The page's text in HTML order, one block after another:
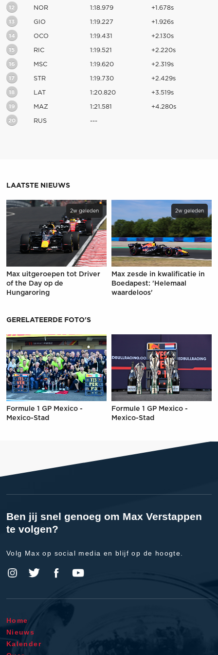
12 NOR 1:18.979 +1.678s
13 GIO 1:19.227 +1.926s
14 OCO 1:19.431 +2.130s
15 RIC 1:19.521 +2.220s
16 MSC 1:19.620 +2.319s
17 STR 1:19.730 +2.429s
18 LAT 1:20.820 +3.519s
19 MAZ 1:21.581 +4.280s
20 RUS ---
LAATSTE NIEUWS
2w geleden
Max uitgeroepen tot Driver
of the Day op de
Hungaroring
2w geleden
Max zesde in kwalificatie in
Boedapest: 'Helemaal
waardeloos'
GERELATEERDE FOTO'S
Formule 1 GP Mexico -
Mexico-Stad
Formule 1 GP Mexico -
Mexico-Stad
Ben jij snel genoeg om Max Verstappen
te volgen?
Volg Max op social media en blijf op de hoogte.
Home
Nieuws
Kalender